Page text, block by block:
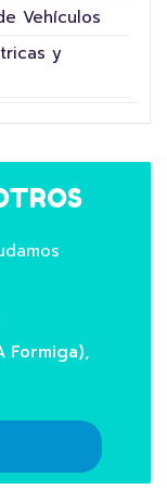
Vehículos
y
Formiga),